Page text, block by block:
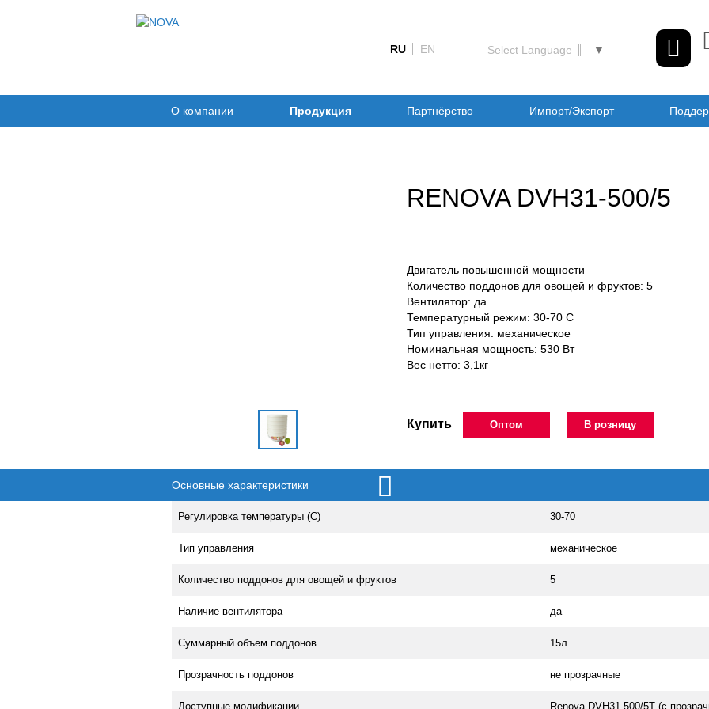
Select Language ▼
RU EN
О компании Продукция Партнёрство Импорт/Экспорт
RENOVA DVH31-500/5
Двигатель повышенной мощности
Количество поддонов для овощей и фруктов: 5
Вентилятор: да
Температурный режим: 30-70 С
Тип управления: механическое
Номинальная мощность: 530 Вт
Вес нетто: 3,1кг
Купить Оптом В розницу
Основные характеристики
Регулировка температуры (С) 30-70
Тип управления механическое
Количество поддонов для овощей и фруктов 5
Наличие вентилятора да
Суммарный объем поддонов 15л
Прозрачность поддонов не прозрачные
Доступные модификации Renova DVH31-500/5T (с